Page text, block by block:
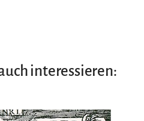
interessieren: